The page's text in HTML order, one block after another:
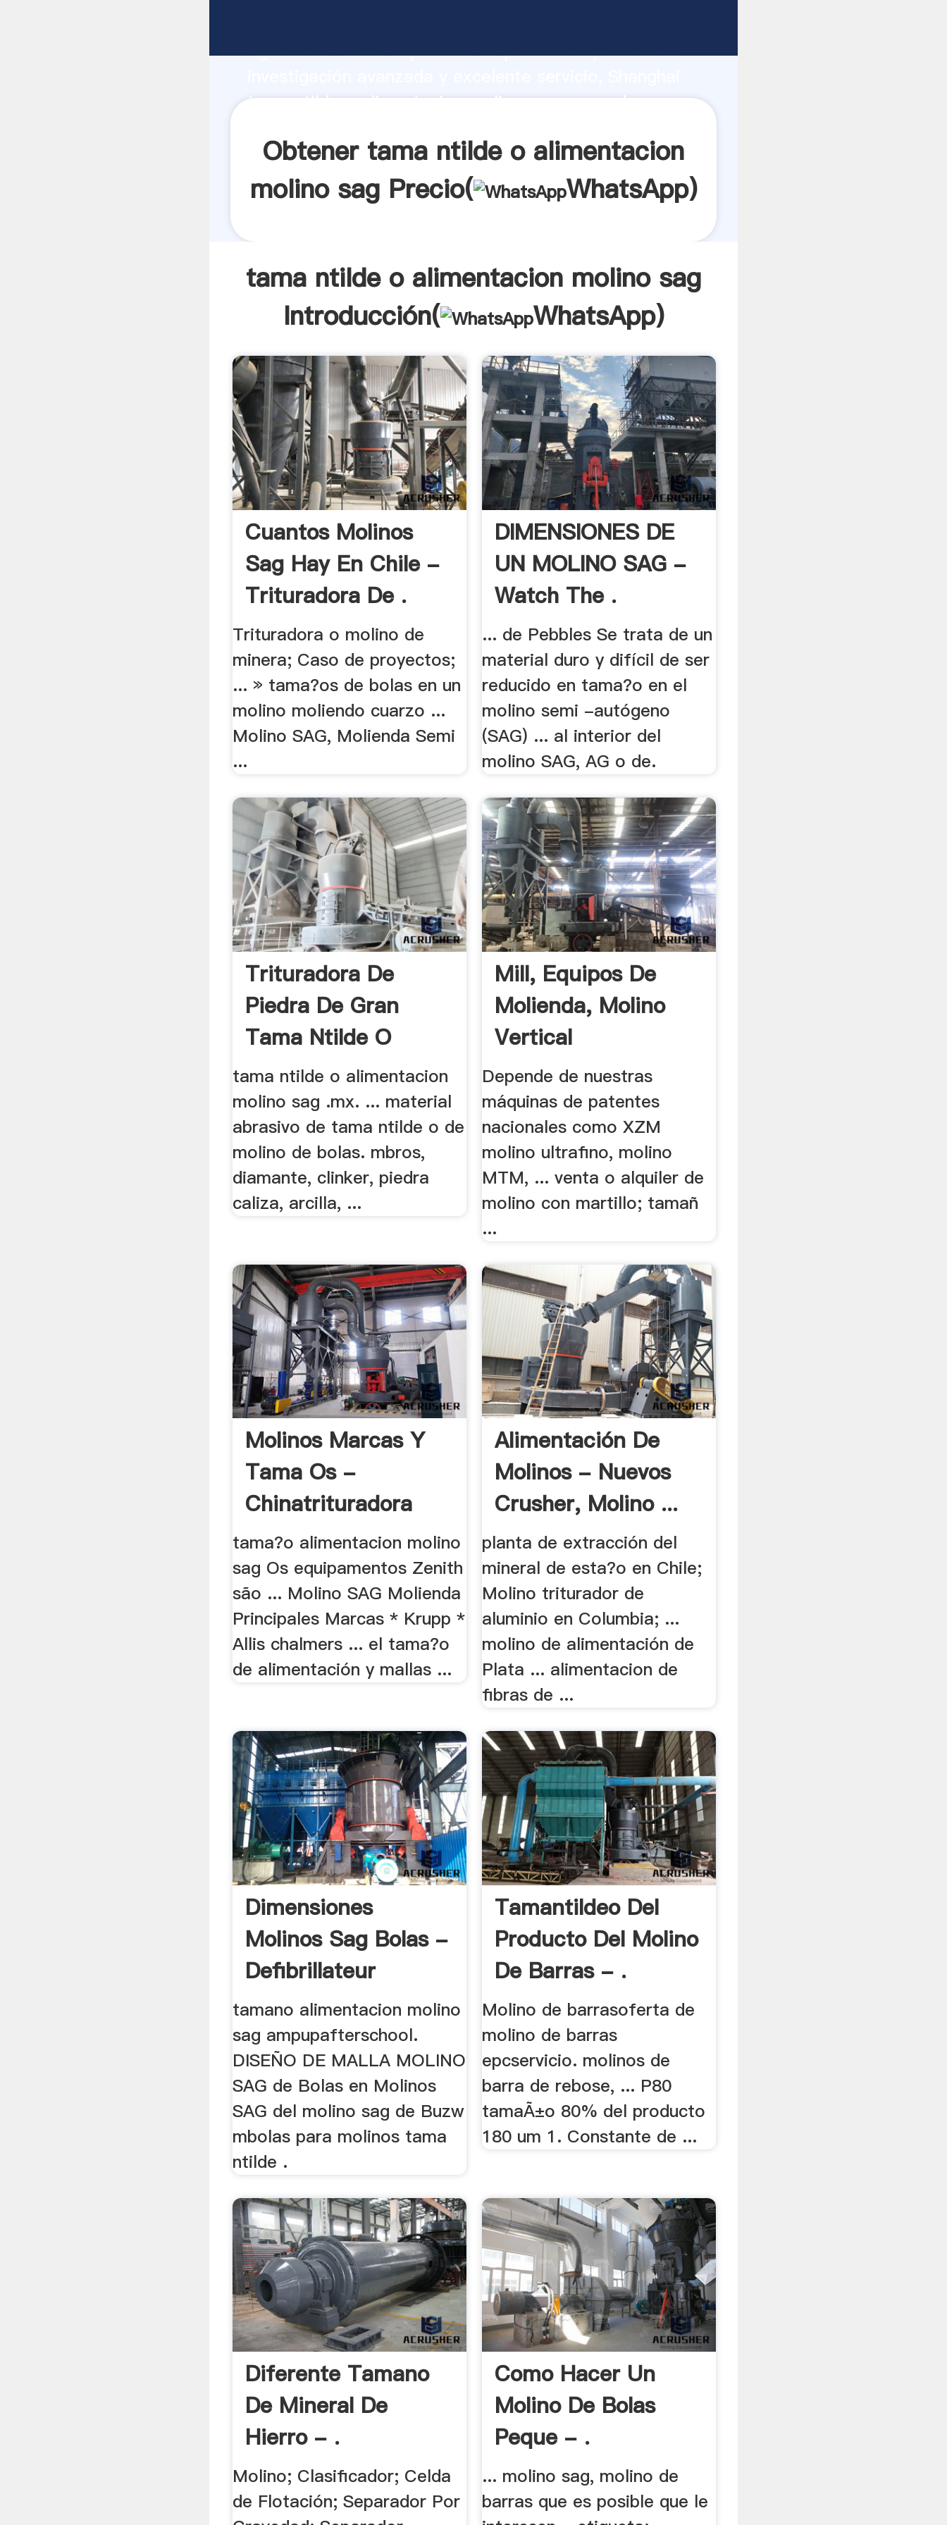
Agarrando fuerte capacidad de producción, fuerza de
tama ntilde o alimentacion molino sag proveedor crea
Obtener tama ntilde o alimentacion
molino sag Precio(
WhatsApp)
tama ntilde o alimentacion molino sag
Introducción(
WhatsApp)
Cuantos Molinos
Sag Hay En Chile -
Trituradora De .
Trituradora o molino de
minera; Caso de proyectos;
... » tama?os de bolas en un
molino moliendo cuarzo ...
Molino SAG, Molienda Semi
...
DIMENSIONES DE
UN MOLINO SAG -
Watch The .
... de Pebbles Se trata de un
material duro y difícil de ser
reducido en tama?o en el
molino semi -autógeno
(SAG) ... al interior del
molino SAG, AG o de.
Trituradora De
Piedra De Gran
Tama Ntilde O
tama ntilde o alimentacion
molino sag .mx. ... material
abrasivo de tama ntilde o de
molino de bolas. mbros,
diamante, clinker, piedra
caliza, arcilla, ...
Mill, Equipos De
Molienda, Molino
Vertical
Depende de nuestras
máquinas de patentes
nacionales como XZM
molino ultrafino, molino
MTM, ... venta o alquiler de
molino con martillo; tamañ
...
Molinos Marcas Y
Tama Os -
Chinatrituradora
tama?o alimentacion molino
sag Os equipamentos Zenith
são ... Molino SAG Molienda
Principales Marcas * Krupp *
Allis chalmers ... el tama?o
de alimentación y mallas ...
Alimentación De
Molinos - Nuevos
Crusher, Molino ...
planta de extracción del
mineral de esta?o en Chile;
Molino triturador de
aluminio en Columbia; ...
molino de alimentación de
Plata ... alimentacion de
fibras de ...
Dimensiones
Molinos Sag Bolas -
Defibrillateur
tamano alimentacion molino
sag ampupafterschool.
DISEÑO DE MALLA MOLINO
SAG de Bolas en Molinos
SAG del molino sag de Buzw
mbolas para molinos tama
ntilde .
Tamantildeo Del
Producto Del Molino
De Barras - .
Molino de barrasoferta de
molino de barras
epcservicio. molinos de
barra de rebose, ... P80
tamaÃ±o 80% del producto
180 um 1. Constante de ...
Diferente Tamano
De Mineral De
Hierro - .
Molino; Clasificador; Celda
de Flotación; Separador Por
Como Hacer Un
Molino De Bolas
Peque - .
... molino sag, molino de
barras que es posible que le